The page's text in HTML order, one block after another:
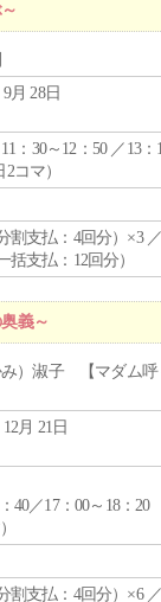
月 28日
：30～12：50 ／13：
コマ）
割支払：4回分）×3
括支払：12回分）
義～
み）淑子 【マダム呼
月 21日
40／17：00～18：20
割支払：4回分）×6